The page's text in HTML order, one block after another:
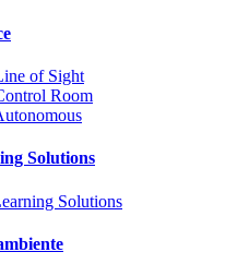
of Sight
Room
Solutions
Solutions